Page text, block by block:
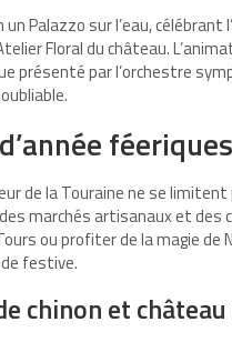
unPalazzo sur l’eau, célébrant
Floral du château.
présenté par l’orchestre
féeriques
de la Touraine ne se
marchés artisanaux et des
ou profiter de la magie de
festive.
chinon et